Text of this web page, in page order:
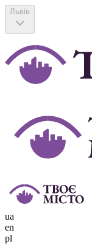
Львів
ua
en
pl